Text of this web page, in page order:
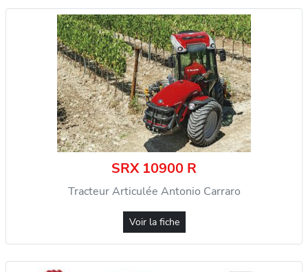
SRX 10900 R
Tracteur Articulée Antonio Carraro
Voir la fiche